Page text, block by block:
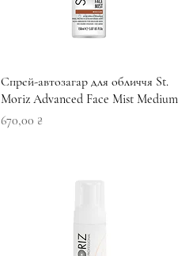
Швидкий перегляд
Спрей-автозагар для обличчя St.
Moriz Advanced Face Mist Medium
Ціна
670,00 ₴